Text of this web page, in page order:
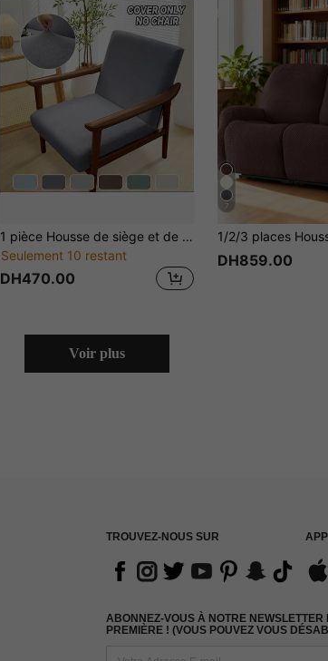
1 pièce Housse de siège et de canapé jacquard, housse de canapé élastique, amovible et lavable, décoration d'intérieur
Seulement 10 restant
DH470.00
7
DH859.00
Voir plus
TROUVEZ-NOUS SUR APP
ABONNEZ-VOUS À NOTRE
PREMIÈRE ! (VOUS POUVEZ VOUS